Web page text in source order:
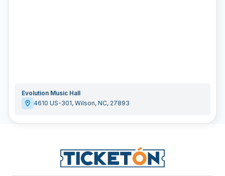
Evolution Music Hall
4610 US-301, Wilson, NC, 27893